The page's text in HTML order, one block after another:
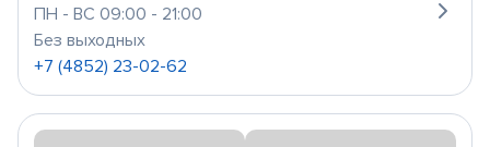
ПН - ВС 09:00 - 21:00
Без выходных
+7 (4852) 23-02-62